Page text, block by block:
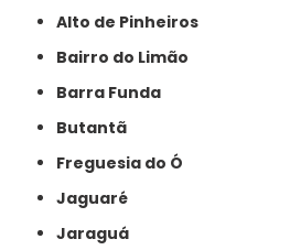
Alto de Pinheiros
Bairro do Limão
Barra Funda
Butantã
Freguesia do Ó
Jaguaré
Jaraguá